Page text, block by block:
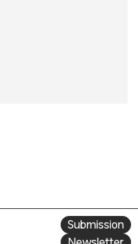
Submission